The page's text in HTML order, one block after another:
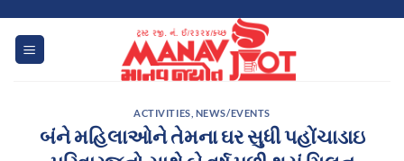
content
ACTIVITIES NEWS/EVENTS
બંને મહિલાઓને તેમના ઘર સુધી પહોંચાડાઇ